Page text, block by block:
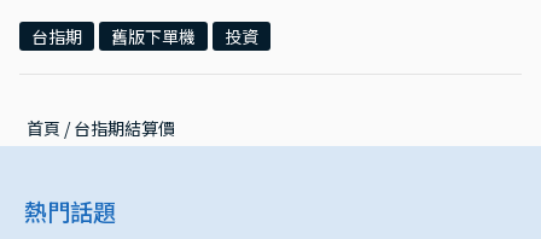
台指期 舊版下單機 投資
首頁 / 台指期結算價
熱門話題